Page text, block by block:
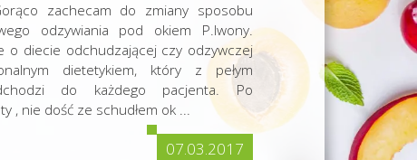
zachecam do zmiany sposobu
odzywiania pod okiem P.Iwony.
o diecie odchudzającej czy odzywczej
dietetykiem, który z pełym
do każdego pacjenta. Po
, nie dość ze schudłem ok ...
07.03.2017